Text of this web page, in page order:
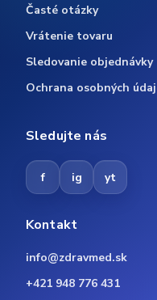
Časté otázky
Vrátenie tovaru
Sledovanie objednávky
Ochrana osobných
Sledujte nás
f ig yt
Kontakt
info@zdravmed.sk
+421 948 776 431